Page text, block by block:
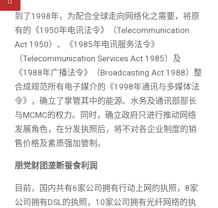
到了1998年，为配合全球走向网络化之需要，将原
有的《1950年电讯法令》（Telecommunication
Act 1950）、《1985年电讯服务法令》
（Telecommunication Services Act 1985）及
《1988年广播法令》（Broadcasting Act 1988）整
合成规范所有电子媒介的《1998年通讯与多媒体法
令》，确立了掌管其中的能源、水务及通讯部部长
与MCMC的权力。同时，确立政府只进行推动网络
发展角色，在分发执照后，将不对各企业制度的销
售价格及素质强加管制。
朋党财团垄断蚕食利润
目前，国内共有6家公司拥有行动上网的执照，8家
公司拥有DSL的执照，10家公司拥有光纤网络的执